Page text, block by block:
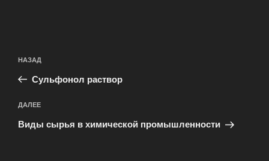
по
записям
Предыдущая
запись:
НАЗАД
Сульфонол раствор
Следующая
запись
ДАЛЕЕ
Виды сырья в химической промышленности